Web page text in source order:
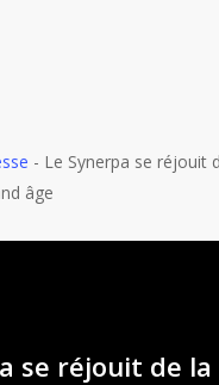
- Le Synerpa se réjouit
âge
se réjouit de